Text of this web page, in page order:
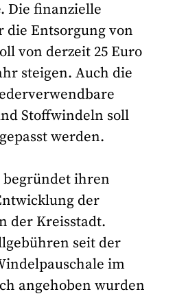
Die finanzielle
die Entsorgung von
von derzeit 25 Euro
steigen. Auch die
Stoffwindeln soll
werden.
begründet ihren
der
der Kreisstadt.
seit der
im
angehoben wurden